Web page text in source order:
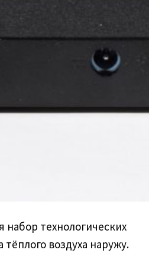
набор технологических
воздуха наружу.